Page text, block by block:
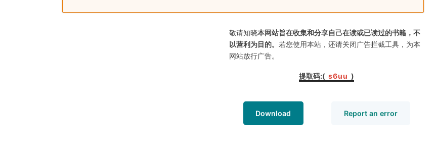
敬请知晓本网站旨在收集和分享自己在读或已读过的书籍，不
以营利为目的。若您使用本站，还请关闭广告拦截工具，为本
网站放行广告。
提取码:( s6uu )
Download Report an error